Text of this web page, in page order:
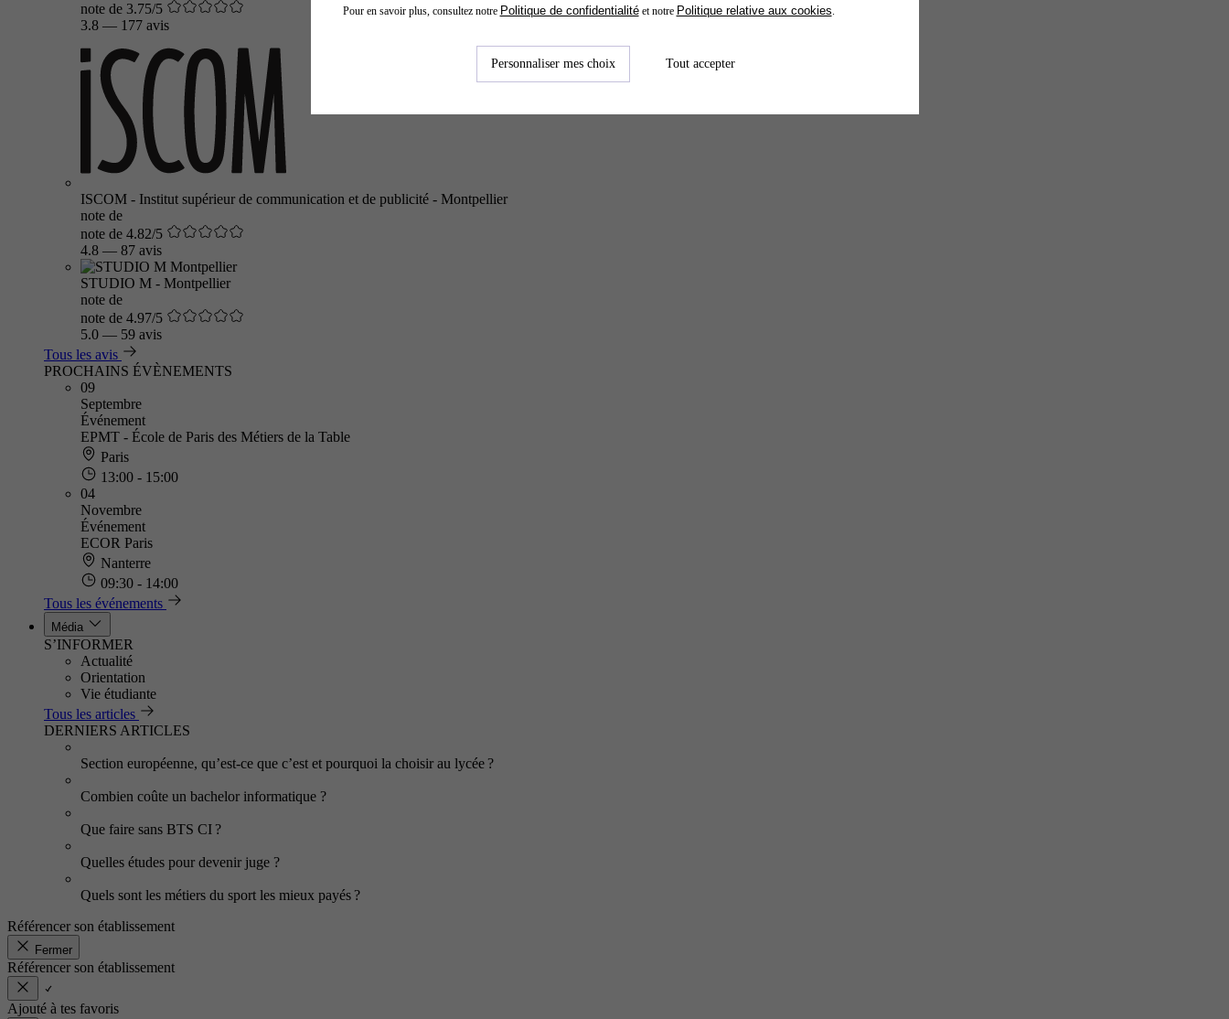
note de 3.75/5
3.8 — 177 avis
ISCOM - Institut supérieur de communication et de publicité - Montpellier
note de
note de 4.82/5
4.8 — 87 avis
STUDIO M - Montpellier
note de
note de 4.97/5
5.0 — 59 avis
Tous les avis
PROCHAINS ÉVÈNEMENTS
09
Septembre
Événement
EPMT - École de Paris des Métiers de la Table
Paris
13:00 - 15:00
04
Novembre
Événement
ECOR Paris
Nanterre
09:30 - 14:00
Tous les événements
Média
S’INFORMER
Actualité
Orientation
Vie étudiante
Tous les articles
DERNIERS ARTICLES
Section européenne, qu’est-ce que c’est et pourquoi la choisir au lycée ?
Combien coûte un bachelor informatique ?
Que faire sans BTS CI ?
Quelles études pour devenir juge ?
Quels sont les métiers du sport les mieux payés ?
Référencer son établissement
Fermer
Référencer son établissement
Ajouté à tes favoris
Pour en savoir plus, consultez notre Politique de confidentialitéet notre Politique relative aux cookies
Personnaliser mes choix Tout accepter